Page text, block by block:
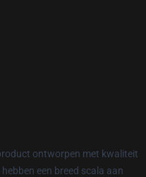
ontworpen met kwaliteit
een breed scala aan